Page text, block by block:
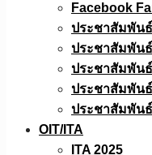
Facebook
ประชาสัมพัน
ประชาสัมพัน
ประชาสัมพัน
ประชาสัมพัน
ประชาสัมพัน
OIT/ITA
ITA 2025